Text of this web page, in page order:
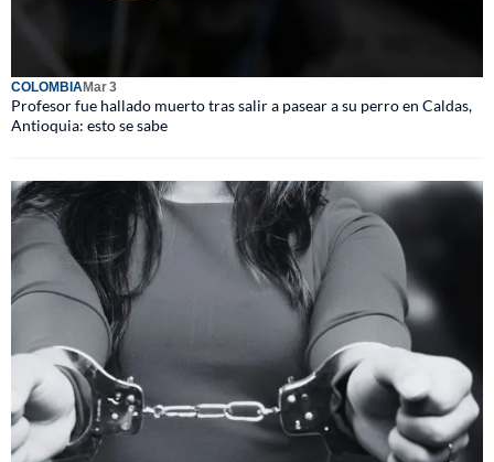
COLOMBIAMar 3
Profesor fue hallado muerto tras salir a pasear a su perro en Caldas,
Antioquia: esto se sabe